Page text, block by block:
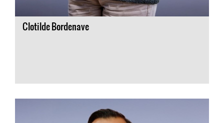
Clotilde Bordenave